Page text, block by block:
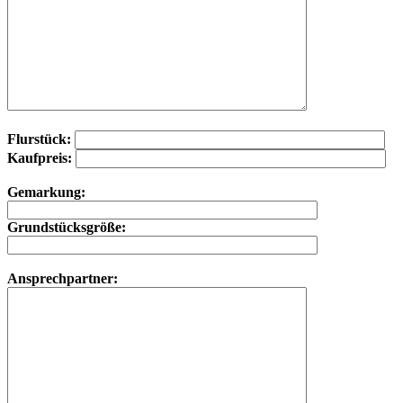
Flurstück:
Kaufpreis:
Gemarkung:
Grundstücksgröße:
Ansprechpartner: